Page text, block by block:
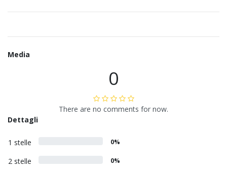
Media
0
There are no comments for now.
Dettagli
1 stelle 0%
2 stelle 0%